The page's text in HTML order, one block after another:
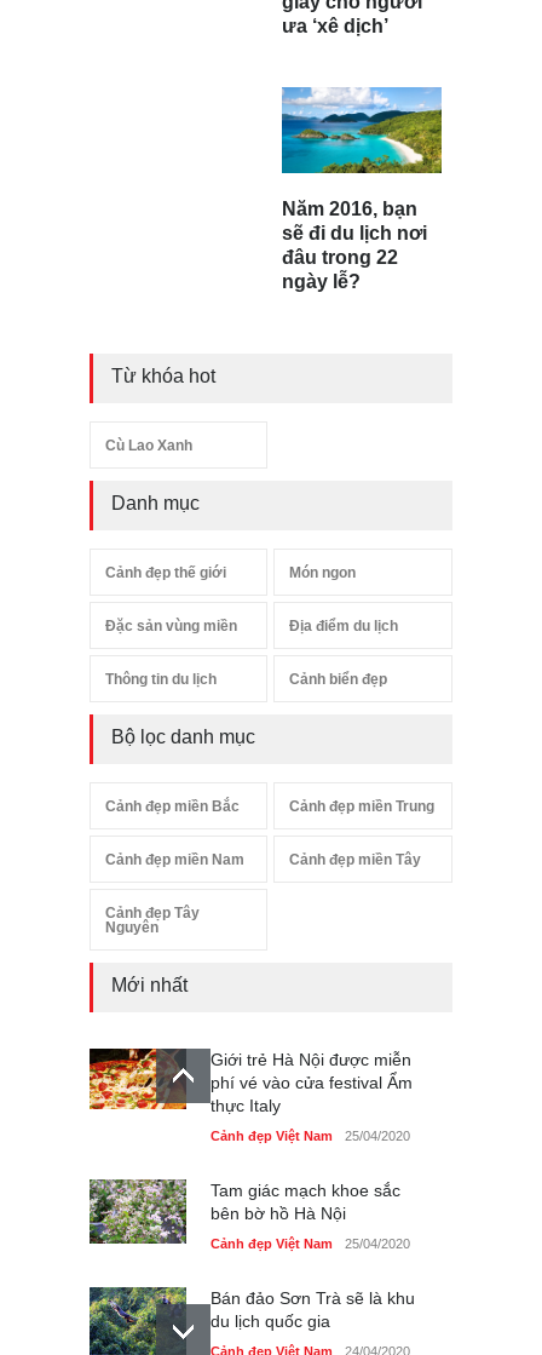
ưa ‘xê dịch’
Năm 2016, bạn
sẽ đi du lịch nơi
đâu trong 22
ngày lễ?
Từ khóa hot
Cù Lao Xanh
Danh mục
Cảnh đẹp thế giới Món ngon
Đặc sản vùng miền Địa điểm du lịch
Thông tin du lịch Cảnh biển đẹp
Bộ lọc danh mục
Cảnh đẹp miền Bắc Cảnh đẹp miền Trung
Cảnh đẹp miền Nam Cảnh đẹp miền Tây
Cảnh đẹp Tây
Nguyên
Mới nhất
Giới trẻ Hà Nội được miễn
phí vé vào cửa festival Ẩm
thực Italy
Cảnh đẹp Việt Nam 25/04/2020
Tam giác mạch khoe sắc
bên bờ hồ Hà Nội
Cảnh đẹp Việt Nam 25/04/2020
Bán đảo Sơn Trà sẽ là khu
du lịch quốc gia
Cảnh đẹp Việt Nam 24/04/2020